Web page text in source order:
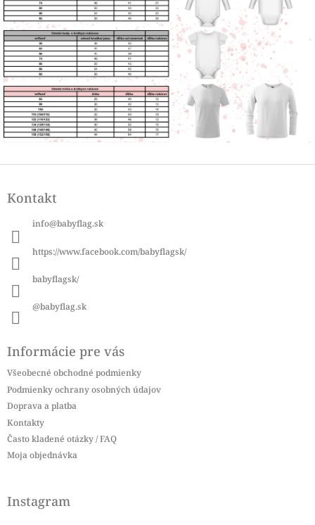
pKontakt
info@babyflag.sk
https://www.facebook.com/babyflagsk/
babyflagsk/
@babyflag.sk
Informácie pre vás
Všeobecné obchodné podmienky
Podmienky ochrany osobných údajov
Doprava a platba
Kontakty
Často kladené otázky / FAQ
Moja objednávka
Instagram